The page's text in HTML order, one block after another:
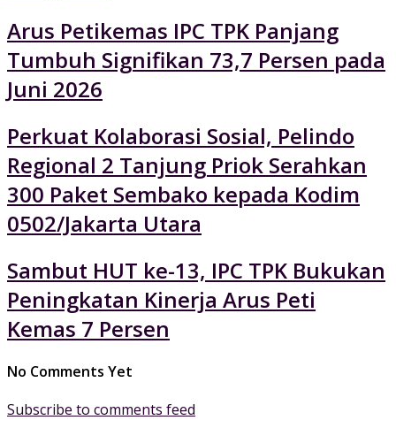
Arus Petikemas IPC TPK Panjang
Tumbuh Signifikan 73,7 Persen pada
Juni 2026
Perkuat Kolaborasi Sosial, Pelindo
Regional 2 Tanjung Priok Serahkan
300 Paket Sembako kepada Kodim
0502/Jakarta Utara
Sambut HUT ke-13, IPC TPK Bukukan
Peningkatan Kinerja Arus Peti
Kemas 7 Persen
No Comments Yet
Subscribe to comments feed